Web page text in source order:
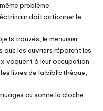
problème.
doit actionner le
trouvés, le menuisier
les ouvriers réparent les
vaquent à leur occupation
livres de la bibliothèque,
ou sonne la cloche,